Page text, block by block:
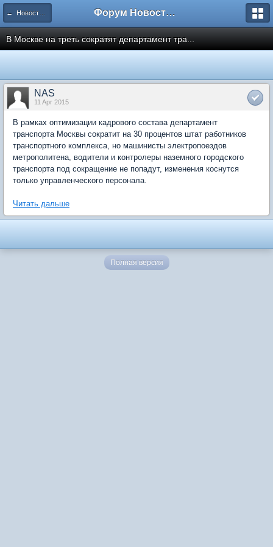
← Новости рынка недвижимости Форум Новостройки
В Москве на треть сократят департамент тра...
NAS
11 Apr 2015
В рамках оптимизации кадрового состава департамент
транспорта Москвы сократит на 30 процентов штат работников
транспортного комплекса, но машинисты электропоездов
метрополитена, водители и контролеры наземного городского
транспорта под сокращение не попадут, изменения коснутся
только управленческого персонала.
Читать дальше
Полная версия